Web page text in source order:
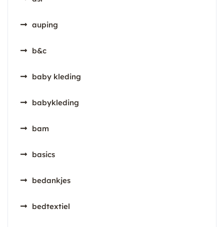
auping
b&c
baby kleding
babykleding
bam
basics
bedankjes
bedtextiel